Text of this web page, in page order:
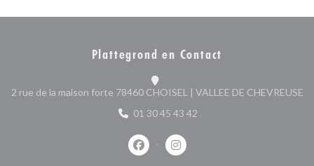
Plattegrond en Contact
2 rue de la maison forte 78460 CHOISEL | VALLEE DE CHEVREUSE
01 30 45 43 42
Facebook ((opent in een nieuw
Instagram ((opent in een